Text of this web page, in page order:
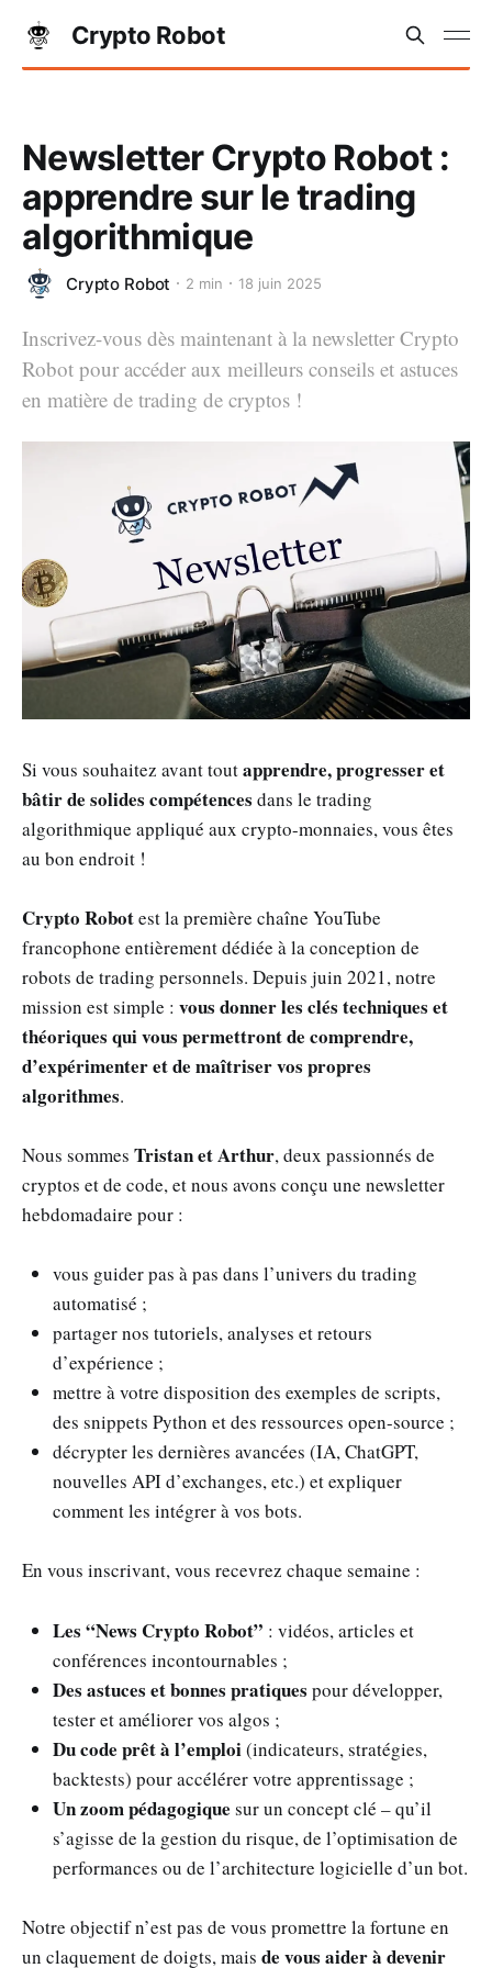
Crypto Robot
Newsletter Crypto Robot :
apprendre sur le trading
algorithmique
Crypto Robot 2 min 18 juin 2025
Inscrivez-vous dès maintenant à la newsletter Crypto
Robot pour accéder aux meilleurs conseils et astuces
en matière de trading de cryptos !
Si vous souhaitez avant toutapprendre, progresser et
bâtir de solides compétences dans le trading
algorithmique appliqué aux crypto-monnaies, vous êtes
au bon endroit !
Crypto Robotest la première chaîne YouTube
francophone entièrement dédiée à la conception de
robots de trading personnels. Depuis juin 2021, notre
mission est simple : vous donner les clés techniques et
théoriques qui vous permettront de comprendre,
d’expérimenter et de maîtriser vos propres
algorithmes.
Nous sommes Tristan et Arthur, deux passionnés de
cryptos et de code, et nous avons conçu une newsletter
hebdomadaire pour :
vous guider pas à pas dans l’univers du trading
automatisé ;
partager nos tutoriels, analyses et retours
d’expérience ;
mettre à votre disposition des exemples de scripts,
des snippets Python et des ressources open-source ;
décrypter les dernières avancées (IA, ChatGPT,
nouvelles API d’exchanges, etc.) et expliquer
comment les intégrer à vos bots.
En vous inscrivant, vous recevrez chaque semaine :
Les “News Crypto Robot” : vidéos, articles et
conférences incontournables ;
Des astuces et bonnes pratiques pour développer,
tester et améliorer vos algos ;
Du code prêt à l’emploi(indicateurs, stratégies,
backtests) pour accélérer votre apprentissage ;
Un zoom pédagogique sur un concept clé – qu’il
s’agisse de la gestion du risque, de l’optimisation de
performances ou de l’architecture logicielle d’un bot.
Notre objectif n’est pas de vous promettre la fortune en
un claquement de doigts, mais de vous aider à devenir